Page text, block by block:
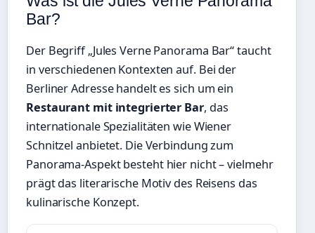
Bar?
Der Begriff „Jules Verne Panorama Bar“ taucht
in verschiedenen Kontexten auf. Bei der
Berliner Adresse handelt es sich um ein
Restaurant mit integrierter Bar, das
internationale Spezialitäten wie Wiener
Schnitzel anbietet. Die Verbindung zum
Panorama-Aspekt besteht hier nicht – vielmehr
prägt das literarische Motiv des Reisens das
kulinarische Konzept.